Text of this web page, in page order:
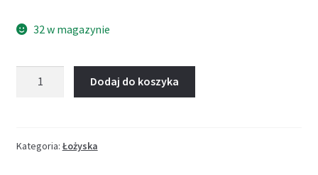
32 w magazynie
Dodaj do koszyka
Kategoria: Łożyska